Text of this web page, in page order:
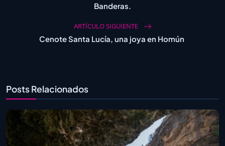
Banderas.
ARTÍCULO SIGUIENTE
Cenote Santa Lucía, una joya en Homún
Posts Relacionados